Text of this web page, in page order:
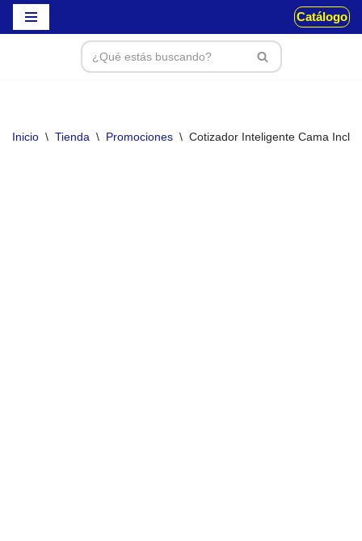
Catálogo
Inicio \ Tienda \ Promociones \ Cotizador Inteligente Cama